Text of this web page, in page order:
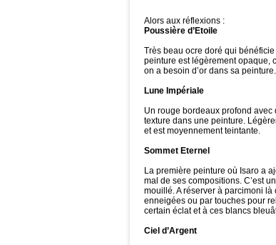
Alors aux réflexions :
Poussière d’Etoile
Très beau ocre doré qui
peinture est légèrement opaque,
on a besoin d’or dans sa
Lune Impériale
Un rouge bordeaux profond
texture dans une peinture.
et est moyennement teintante.
Sommet Eternel
La première peinture où Isaro a
mal de ses compositions. C’est
mouillé. A réserver à parcimoni
enneigées ou par touches pour
certain éclat et à ces blancs
Ciel d’Argent